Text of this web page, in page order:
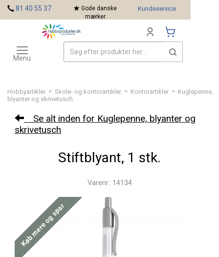
Hobbyartikler > Skole- og kontorartikler > Kontorartikler > Kuglepenne,
blyanter og skrivetusch
Se alt inden for Kuglepenne, blyanter og
skrivetusch
Stiftblyant, 1 stk.
Varenr.: 14134
Køb mere og spar
81 40 55 37
Gode danske
mærker
Kundeservice
Toggle
navigation
Menu
Mærker